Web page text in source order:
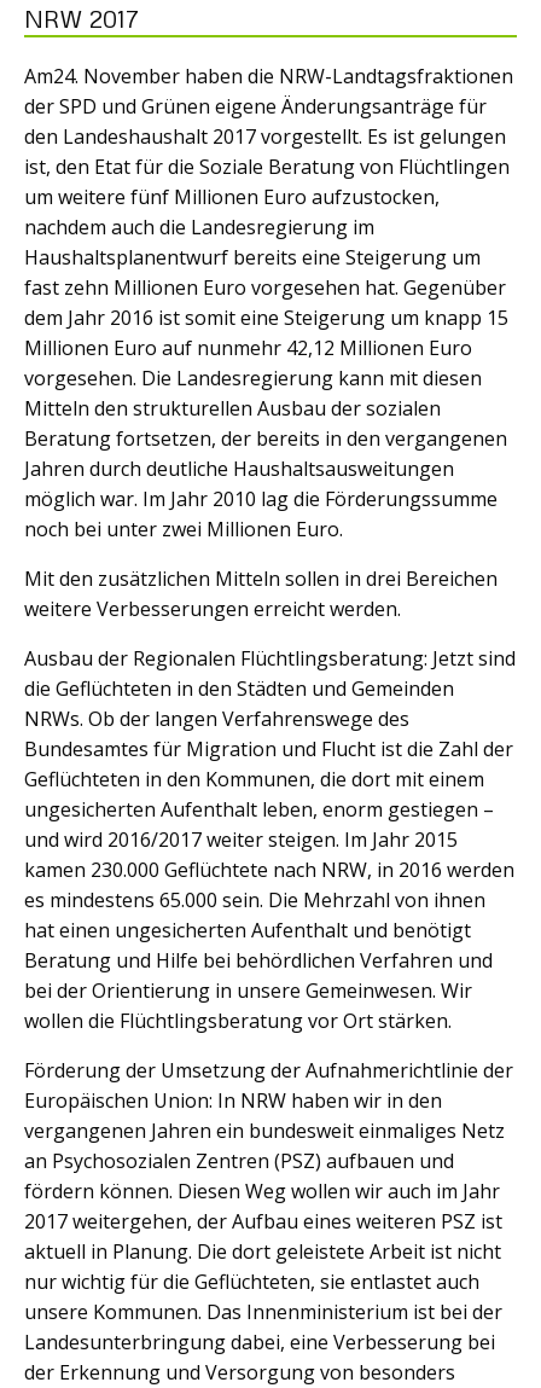
NRW 2017
Am24. November haben die NRW-Landtagsfraktionen
der SPD und Grünen eigene Änderungsanträge für
den Landeshaushalt 2017 vorgestellt. Es ist gelungen
ist, den Etat für die Soziale Beratung von Flüchtlingen
um weitere fünf Millionen Euro aufzustocken,
nachdem auch die Landesregierung im
Haushaltsplanentwurf bereits eine Steigerung um
fast zehn Millionen Euro vorgesehen hat. Gegenüber
dem Jahr 2016 ist somit eine Steigerung um knapp 15
Millionen Euro auf nunmehr 42,12 Millionen Euro
vorgesehen. Die Landesregierung kann mit diesen
Mitteln den strukturellen Ausbau der sozialen
Beratung fortsetzen, der bereits in den vergangenen
Jahren durch deutliche Haushaltsausweitungen
möglich war. Im Jahr 2010 lag die Förderungssumme
noch bei unter zwei Millionen Euro.
Mit den zusätzlichen Mitteln sollen in drei Bereichen
weitere Verbesserungen erreicht werden.
Ausbau der Regionalen Flüchtlingsberatung: Jetzt sind
die Geflüchteten in den Städten und Gemeinden
NRWs. Ob der langen Verfahrenswege des
Bundesamtes für Migration und Flucht ist die Zahl der
Geflüchteten in den Kommunen, die dort mit einem
ungesicherten Aufenthalt leben, enorm gestiegen –
und wird 2016/2017 weiter steigen. Im Jahr 2015
kamen 230.000 Geflüchtete nach NRW, in 2016 werden
es mindestens 65.000 sein. Die Mehrzahl von ihnen
hat einen ungesicherten Aufenthalt und benötigt
Beratung und Hilfe bei behördlichen Verfahren und
bei der Orientierung in unsere Gemeinwesen. Wir
wollen die Flüchtlingsberatung vor Ort stärken.
Förderung der Umsetzung der Aufnahmerichtlinie der
Europäischen Union: In NRW haben wir in den
vergangenen Jahren ein bundesweit einmaliges Netz
an Psychosozialen Zentren (PSZ) aufbauen und
fördern können. Diesen Weg wollen wir auch im Jahr
2017 weitergehen, der Aufbau eines weiteren PSZ ist
aktuell in Planung. Die dort geleistete Arbeit ist nicht
nur wichtig für die Geflüchteten, sie entlastet auch
unsere Kommunen. Das Innenministerium ist bei der
Landesunterbringung dabei, eine Verbesserung bei
der Erkennung und Versorgung von besonders